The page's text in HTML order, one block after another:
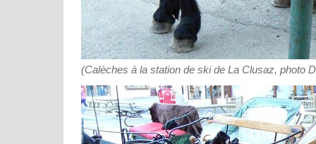
(Calèches à la station de ski de La Clusaz, photo